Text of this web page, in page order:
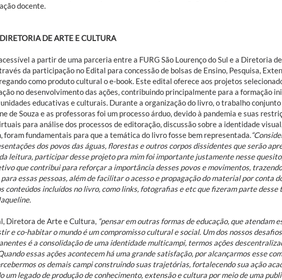
docente.
DE ARTE E CULTURA
a partir de uma parceria entre a FURG São Lourenço do Sul e a Diretoria
da participação no Edital para concessão de bolsas de Ensino, Pesquisa,
como produto cultural o e-book. Este edital oferece aos projetos
no desenvolvimento das ações, contribuindo principalmente para a formação
educativas e culturais. Durante a organização do livro, o trabalho
de Souza e as professoras foi um processo árduo, devido à pandemia e suas
para análise dos processos de editoração, discussão sobre a identidade visual,
foram fundamentais para que a temática do livro fosse bem representada.
dos povos das águas, florestas e outros corpos dissidentes que serão
leitura, participar desse projeto pra mim foi importante justamente nesse
que contribui para reforçar a importância desses povos e movimentos, trazendo
essas pessoas, além de facilitar o acesso e propagação do material por conta
conteúdos incluídos no livro, como links, fotografias e etc que fizeram parte desse
Diretora de Arte e Cultura, “pensar em outras formas de educação, que atendam
e co-habitar o mundo é um compromisso cultural e social. Um dos nossos desafios
é a consolidação de uma identidade multicampi, termos ações
essas ações acontecem há uma grande satisfação, por alcançarmos esse
os demais campi construindo suas trajetórias, fortalecendo sua ação
um legado de produção de conhecimento, extensão e cultura por meio de uma